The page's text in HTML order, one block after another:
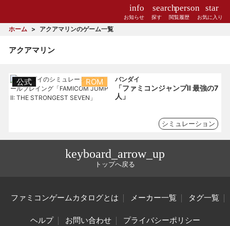
info
お知らせ
search
探す
person
閲覧履歴
star
お気に入り
ホーム アクアマリンのゲーム一覧
アクアマリン
公式 ROM バンダイ
「ファミコンジャンプⅡ 最強の7
人」
シミュレーション
keyboard_arrow_up
トップへ戻る
ファミコンゲームカタログとは メーカー一覧 タグ一覧
ヘルプ お問い合わせ プライバシーポリシー